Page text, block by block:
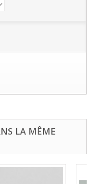
LA MÊME